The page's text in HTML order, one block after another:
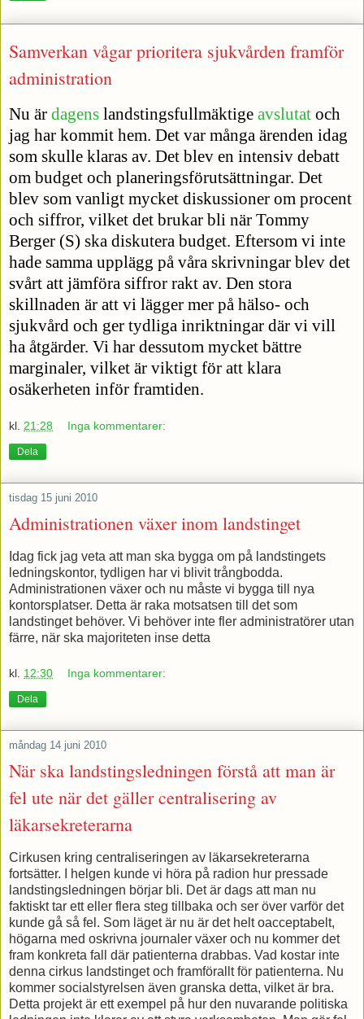
Samverkan vågar prioritera sjukvården framför
administration
Nu är dagens landstingsfullmäktige avslutat och
jag har kommit hem. Det var många ärenden idag
som skulle klaras av. Det blev en intensiv debatt
om budget och planeringsförutsättningar. Det
blev som vanligt mycket diskussioner om procent
och siffror, vilket det brukar bli när Tommy
Berger (S) ska diskutera budget. Eftersom vi inte
hade samma upplägg på våra skrivningar blev det
svårt att jämföra siffror rakt av. Den stora
skillnaden är att vi lägger mer på hälso- och
sjukvård och ger tydliga inriktningar där vi vill
ha åtgärder. Vi har dessutom mycket bättre
marginaler, vilket är viktigt för att klara
osäkerheten inför framtiden.
kl. 21:28 Inga kommentarer:
Dela
tisdag 15 juni 2010
Administrationen växer inom landstinget
Idag fick jag veta att man ska bygga om på landstingets
ledningskontor, tydligen har vi blivit trångbodda.
Administrationen växer och nu måste vi bygga till nya
kontorsplatser. Detta är raka motsatsen till det som
landstinget behöver. Vi behöver inte fler administratörer utan
färre, när ska majoriteten inse detta
kl. 12:30 Inga kommentarer:
Dela
måndag 14 juni 2010
När ska landstingsledningen förstå att man är
fel ute när det gäller centralisering av
läkarsekreterarna
Cirkusen kring centraliseringen av läkarsekreterarna
fortsätter. I helgen kunde vi höra på radion hur pressade
landstingsledningen börjar bli. Det är dags att man nu
faktiskt tar ett eller flera steg tillbaka och ser över varför det
kunde gå så fel. Som läget är nu är det helt oacceptabelt,
högarna med oskrivna journaler växer och nu kommer det
fram konkreta fall där patienterna drabbas. Vad kostar inte
denna cirkus landstinget och framförallt för patienterna. Nu
kommer socialstyrelsen även granska detta, vilket är bra.
Detta projekt är ett exempel på hur den nuvarande politiska